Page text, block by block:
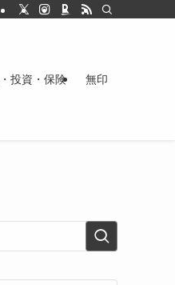
投資・保険 無印